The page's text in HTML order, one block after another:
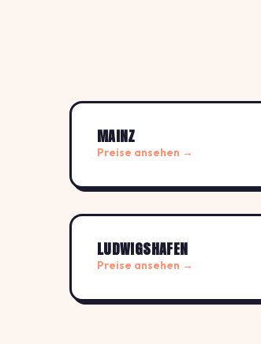
MAINZ
Preise ansehen →
LUDWIGSHAFEN
Preise ansehen →